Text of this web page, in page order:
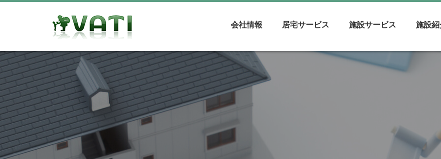
会社情報 居宅サービス 施設サービス 施設